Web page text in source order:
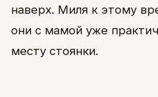
наверх. Миля к этому
они с мамой уже
месту стоянки.